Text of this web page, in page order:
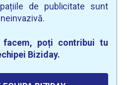
de publicitate sunt
poți contribui tu
Biziday.